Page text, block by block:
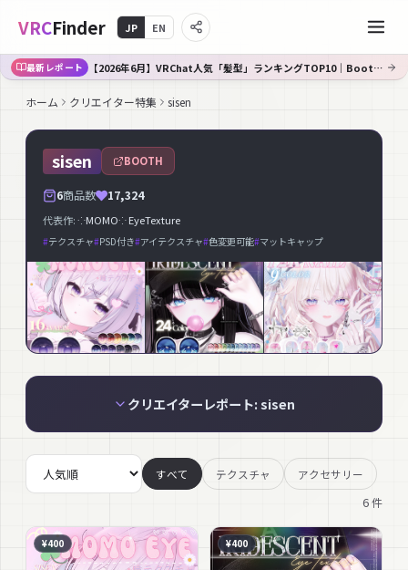
VRCFinder JP EN
最新レポート 【2026年6月】VRChat人気「髪型」ランキングTOP10｜Booth傾向分析
ホーム クリエイター特集 sisen
sisen BOOTH
6商品数 17,324
代表作:⁘MOMO⁘ EyeTexture
#テクスチャ#PSD付き#アイテクスチャ#色変更可能#マットキャップ
クリエイターレポート: sisen
すべて テクスチャ アクセサリー
6件
¥400 ¥400